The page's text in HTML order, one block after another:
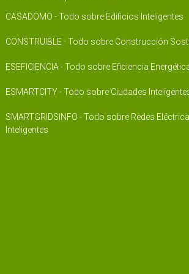
CASADOMO - Todo sobre Edificios Inteligentes
CONSTRUIBLE - Todo sobre Construcción
ESEFICIENCIA - Todo sobre Eficiencia
ESMARTCITY - Todo sobre Ciudades
SMARTGRIDSINFO - Todo sobre Redes
Inteligentes